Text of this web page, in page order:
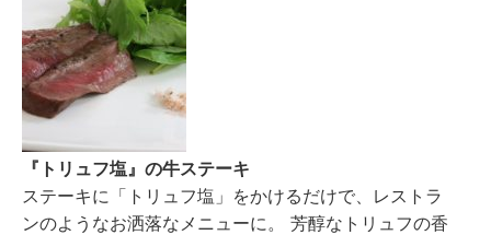
『トリュフ塩』の牛ステーキ
ステーキに「トリュフ塩」をかけるだけで、レストラ
ンのようなお洒落なメニューに。 芳醇なトリュフの香